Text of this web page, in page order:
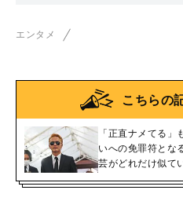
エンタメ
こちらの
「正直ナメてる」
いへの免罪符とな
芸がどれだけ似て